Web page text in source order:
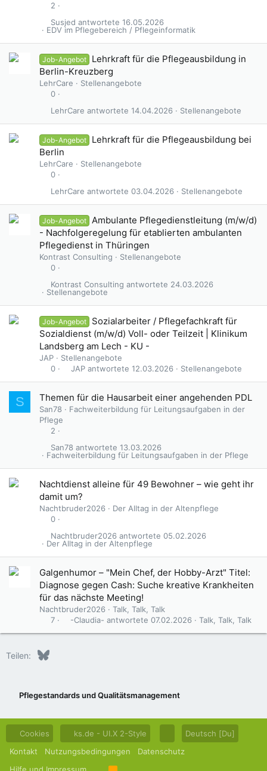
2
EDV im Pflegebereich / Pflegeinformatik
16.05.2026
Susjed
Job-Angebot
Lehrkraft für die Pflegeausbildung in
Berlin-Kreuzberg
LehrCare
Stellenangebote
0
Stellenangebote
14.04.2026
LehrCare
Job-Angebot
Lehrkraft für die Pflegeausbildung bei
Berlin
LehrCare
Stellenangebote
0
Stellenangebote
03.04.2026
LehrCare
Job-Angebot
Ambulante Pflegedienstleitung (m/w/d)
- Nachfolgeregelung für etablierten ambulanten
Pflegedienst in Thüringen
Kontrast Consulting
Stellenangebote
0
Stellenangebote
24.03.2026
Kontrast Consulting
Job-Angebot
Sozialarbeiter / Pflegefachkraft für
Sozialdienst (m/w/d) Voll- oder Teilzeit | Klinikum
Landsberg am Lech - KU -
JAP
Stellenangebote
0
Stellenangebote
12.03.2026
JAP
S Themen für die Hausarbeit einer angehenden PDL
San78
Fachweiterbildung für Leitungsaufgaben in der
Pflege
2
Fachweiterbildung für Leitungsaufgaben in der Pflege
13.03.2026
San78
Nachtdienst alleine für 49 Bewohner – wie geht ihr
damit um?
Nachtbruder2026
Der Alltag in der Altenpflege
0
Der Alltag in der Altenpflege
05.02.2026
Nachtbruder2026
Galgenhumor – "Mein Chef, der Hobby-Arzt" Titel:
Diagnose gegen Cash: Suche kreative Krankheiten
für das nächste Meeting!
Nachtbruder2026
Talk, Talk, Talk
7
Talk, Talk, Talk
07.02.2026
-Claudia-
Teilen: Bluesky
Pflegestandards und Qualitätsmanagement
Cookies ks.de - UI.X 2-Style
Deutsch [Du]
Kontakt
Nutzungsbedingungen
Datenschutz
R